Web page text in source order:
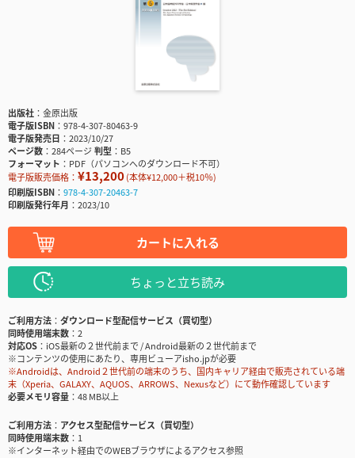
出版社
金原出版
電子版ISBN
978-4-307-80463-9
電子版発売日
2023/10/27
ページ数
284ページ判型
B5
フォーマット
PDF（パソコンへのダウンロード不可）
電子版販売価格： ¥13,200(本体¥12,000＋税10％)
印刷版ISBN
978-4-307-20463-7
印刷版発行年月
2023/10
カートに入れる
ちょっと立ち読み
ご利用方法
ダウンロード型配信サービス（買切型）
同時使用端末数
2
対応OS
iOS最新の２世代前まで / Android最新の２世代前まで
※コンテンツの使用にあたり、専用ビューアisho.jpが必要
※Androidは、Android２世代前の端末のうち、国内キャリア経由で販売されている端
末（Xperia、GALAXY、AQUOS、ARROWS、Nexusなど）にて動作確認しています
必要メモリ容量
48 MB以上
ご利用方法
アクセス型配信サービス（買切型）
同時使用端末数
1
※インターネット経由でのWEBブラウザによるアクセス参照